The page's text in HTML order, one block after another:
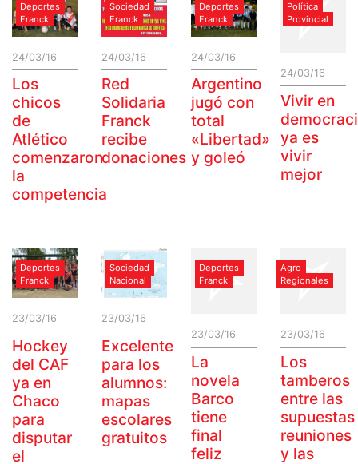
Deportes
Franck
24/03/16
Los
chicos
de
Atlético
comenzaron
la
competencia
Sociedad
Franck
24/03/16
Red
Solidaria
Franck
recibe
donaciones
Deportes
Franck
24/03/16
Argentino
jugó con
total
«Libertad»
y goleó
Política
Provincial
24/03/16
Vivir en
ya es
vivir
mejor
Deportes
Franck
23/03/16
Hockey
del CAF
ya en
Chaco
para
disputar
el
Sociedad
Nacional
23/03/16
Excelente
para los
alumnos:
mapas
escolares
gratuitos
Deportes
Franck
23/03/16
La
novela
Barco
tiene
final
feliz
Agro
Regionales
23/03/16
Los
tamberos
entre las
supuestas
reuniones
y las